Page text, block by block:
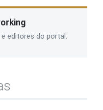
editores do portal.